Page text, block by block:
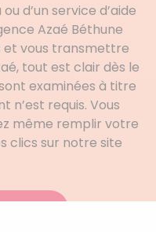
d’un service d’aide
Azaé Béthune
et vous transmettre
tout est clair dès le
examinées à titre
n’est requis. Vous
même remplir votre
clics sur notre site